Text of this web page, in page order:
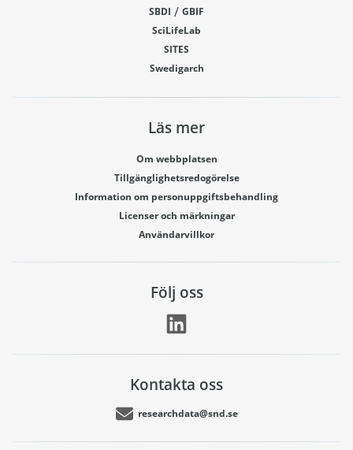
SBDI / GBIF
SciLifeLab
SITES
Swedigarch
Läs mer
Om webbplatsen
Tillgänglighetsredogörelse
Information om personuppgiftsbehandling
Licenser och märkningar
Användarvillkor
Följ oss
Kontakta oss
researchdata@snd.se